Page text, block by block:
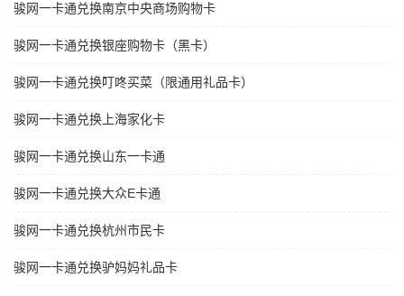
骏网一卡通兑换南京中央商场购物卡
骏网一卡通兑换银座购物卡（黑卡）
骏网一卡通兑换叮咚买菜（限通用礼品卡）
骏网一卡通兑换上海家化卡
骏网一卡通兑换山东一卡通
骏网一卡通兑换大众E卡通
骏网一卡通兑换杭州市民卡
骏网一卡通兑换驴妈妈礼品卡